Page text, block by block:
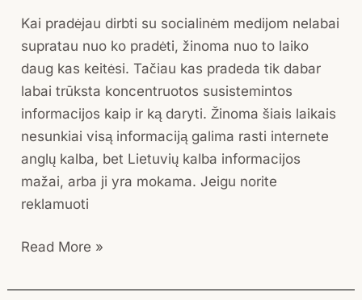
Kai pradėjau dirbti su socialinėm medijom nelabai
supratau nuo ko pradėti, žinoma nuo to laiko
daug kas keitėsi. Tačiau kas pradeda tik dabar
labai trūksta koncentruotos susistemintos
informacijos kaip ir ką daryti. Žinoma šiais laikais
nesunkiai visą informaciją galima rasti internete
anglų kalba, bet Lietuvių kalba informacijos
mažai, arba ji yra mokama. Jeigu norite
reklamuoti
Read More »